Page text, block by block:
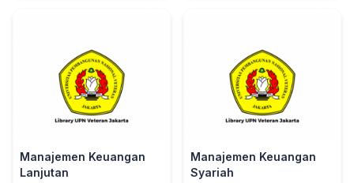
Manajemen Keuangan
Lanjutan
Manajemen Keuangan
Syariah